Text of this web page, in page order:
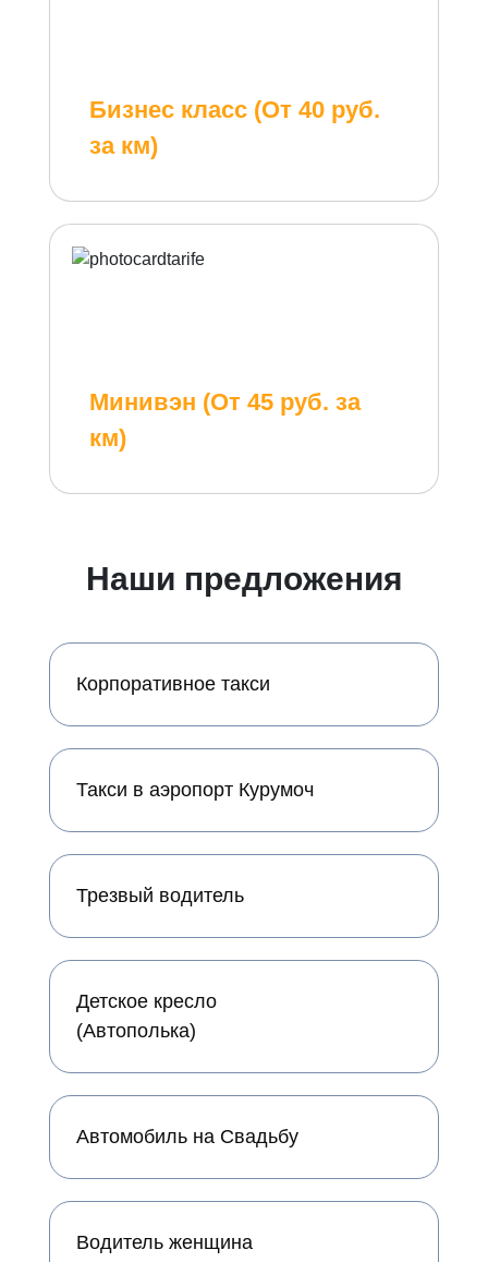
Бизнес класс (От 40 руб.
за км)
Минивэн (От 45 руб. за
км)
Наши предложения
Корпоративное такси
Такси в аэропорт Курумоч
Трезвый водитель
Детское кресло
(Автополька)
Автомобиль на Свадьбу
Водитель женщина